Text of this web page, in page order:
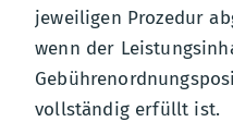
jeweiligen Prozedur
wenn der
vollständig erfüllt ist.